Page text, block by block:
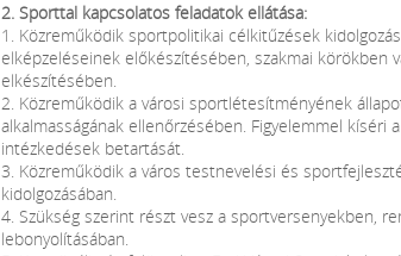
2. Sporttal kapcsolatos feladatok ellátása:
1. Közreműködik sportpolitikai célkitűzések
elképzeléseinek előkészítésében, szakmai körökben
elkészítésében.
2. Közreműködik a városi sportlétesítményének
alkalmasságának ellenőrzésében. Figyelemmel kíséri
intézkedések betartását.
3. Közreműködik a város testnevelési és
kidolgozásában.
4. Szükség szerint részt vesz a sportversenyekben,
lebonyolításában.